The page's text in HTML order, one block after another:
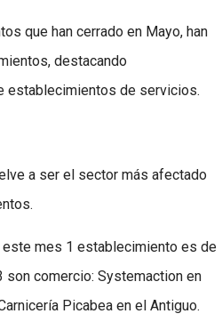
que han cerrado en Mayo, han
destacando
establecimientos de servicios.
a ser el sector más afectado
mes 1 establecimiento es de
comercio: Systemaction en
Picabea en el Antiguo.